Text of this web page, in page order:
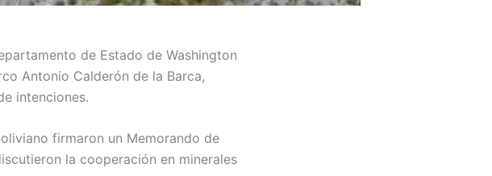
de Estado de Washington
Antonio Calderón de la Barca,
intenciones.
firmaron un Memorando de
la cooperación en minerales